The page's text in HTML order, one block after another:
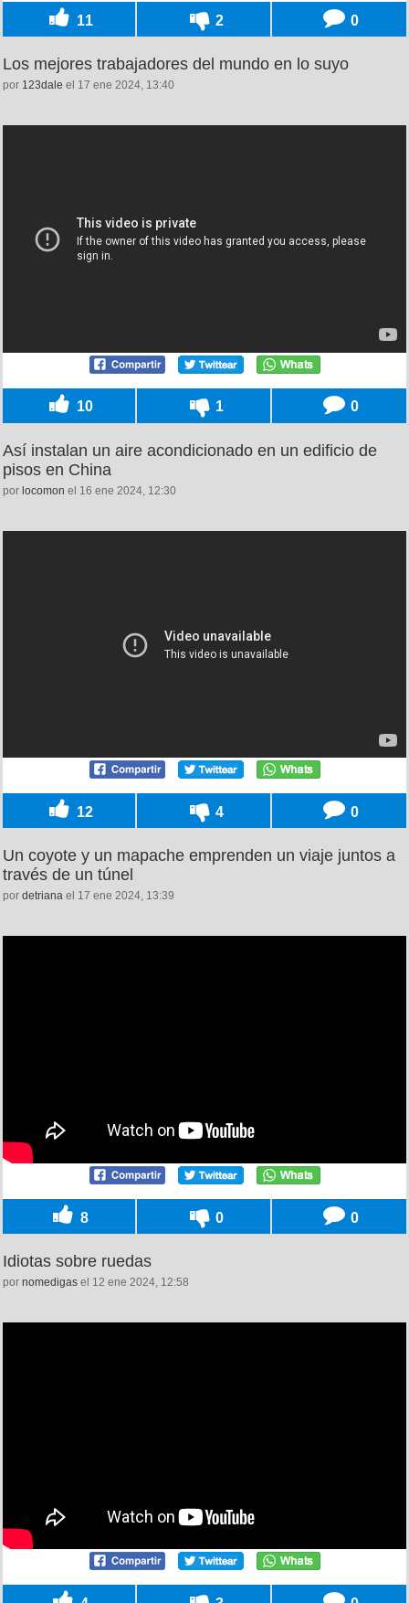
11 2 0
Los mejores trabajadores del mundo en lo suyo
por 123dale el 17 ene 2024, 13:40
10 1 0
Así instalan un aire acondicionado en un edificio de
pisos en China
por locomon el 16 ene 2024, 12:30
12 4 0
Un coyote y un mapache emprenden un viaje juntos a
través de un túnel
por detriana el 17 ene 2024, 13:39
8 0 0
Idiotas sobre ruedas
por nomedigas el 12 ene 2024, 12:58